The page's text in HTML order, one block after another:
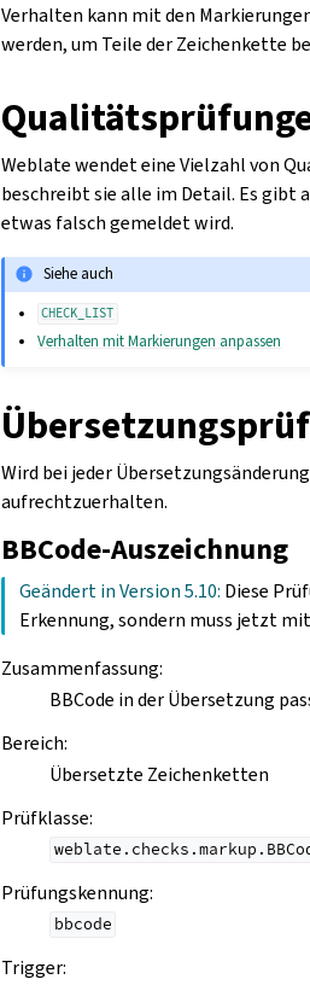
Verhalten kann mit den
werden, um Teile der Zeichenkette
Weblate wendet eine Vielzahl von
beschreibt sie alle im Detail. Es gibt
etwas falsch gemeldet wird.
Siehe auch
CHECK_LIST
Verhalten mit Markierungen anpassen
Wird bei jeder
aufrechtzuerhalten.
BBCode-Auszeichnung
Geändert in Version 5.10: Diese
Erkennung, sondern muss jetzt
Zusammenfassung:
BBCode in der Übersetzung
Bereich:
Übersetzte Zeichenketten
Prüfklasse:
Prüfungskennung:
bbcode
Trigger: